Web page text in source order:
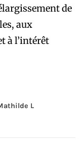
de
aux
à l’intérêt
L